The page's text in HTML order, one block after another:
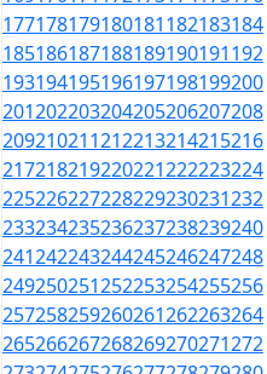
177178179180181182183184
185186187188189190191192
193194195196197198199200
201202203204205206207208
209210211212213214215216
217218219220221222223224
225226227228229230231232
233234235236237238239240
241242243244245246247248
249250251252253254255256
257258259260261262263264
265266267268269270271272